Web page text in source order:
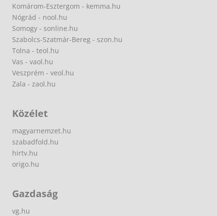
Komárom-Esztergom - kemma.hu
Nógrád - nool.hu
Somogy - sonline.hu
Szabolcs-Szatmár-Bereg - szon.hu
Tolna - teol.hu
Vas - vaol.hu
Veszprém - veol.hu
Zala - zaol.hu
Közélet
magyarnemzet.hu
szabadfold.hu
hirtv.hu
origo.hu
Gazdaság
vg.hu